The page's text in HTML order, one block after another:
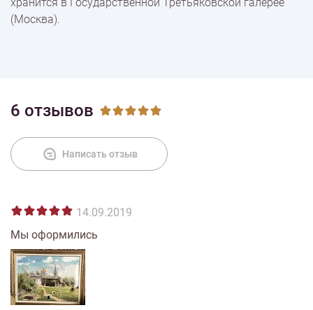
(Москва).
6 отзывов
Написать отзыв
14.09.2019
Мы оформились